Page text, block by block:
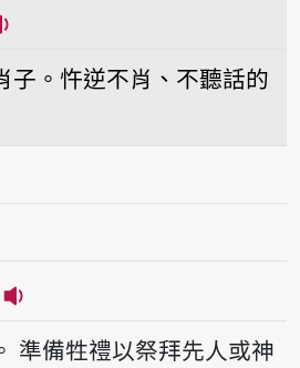
子。忤逆不肖、不聽話的
播放音讀hàu
準備牲禮以祭拜先人或神